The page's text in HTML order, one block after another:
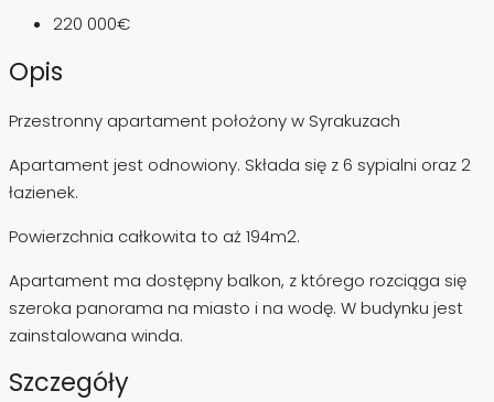
220 000€
Opis
Przestronny apartament położony w Syrakuzach
Apartament jest odnowiony. Składa się z 6 sypialni oraz 2
łazienek.
Powierzchnia całkowita to aż 194m2.
Apartament ma dostępny balkon, z którego rozciąga się
szeroka panorama na miasto i na wodę. W budynku jest
zainstalowana winda.
Szczegóły